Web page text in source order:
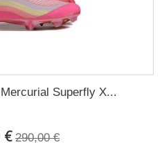
Superfly X...
€ 290,00 €